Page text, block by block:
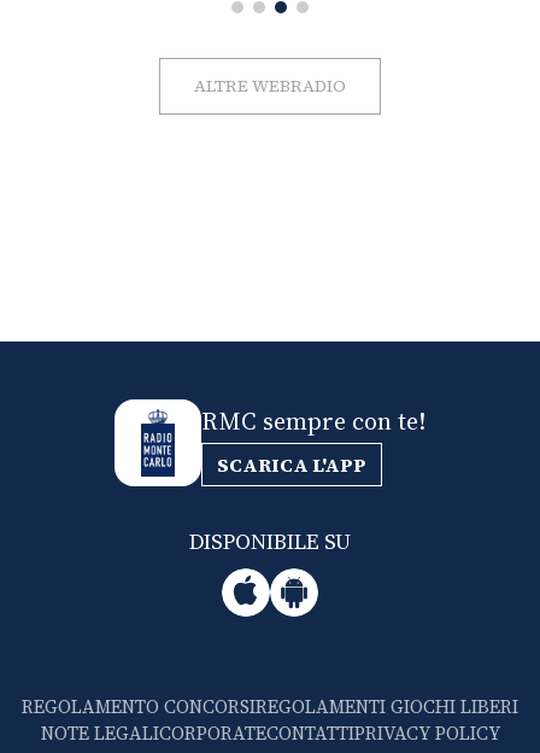
ALTRE WEBRADIO
RMC sempre con te!
SCARICA L'APP
DISPONIBILE SU
REGOLAMENTO CONCORSIREGOLAMENTI GIOCHI LIBERI
NOTE LEGALICORPORATECONTATTIPRIVACY POLICY